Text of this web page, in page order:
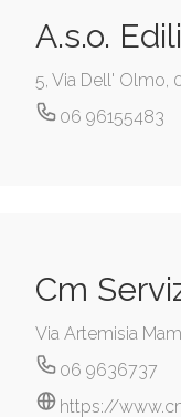
A.s.o.
5, Via Dell' Olmo,
06 96155483
Cm
Via Artemisia
06 9636737
https://